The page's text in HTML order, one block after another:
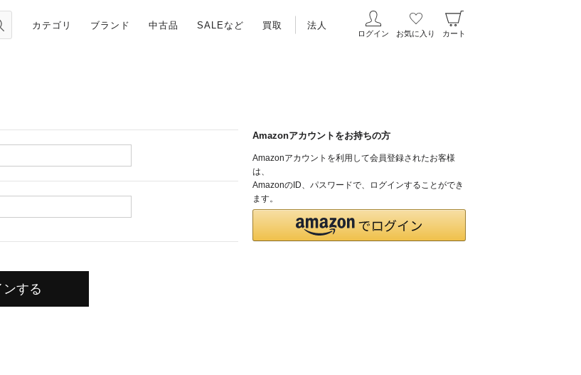
カテゴリ ブランド 中古品 SALEなど 買取 法人
ログイン お気に入り カート
Amazonアカウントをお持ちの方
Amazonアカウントを利用して会員登録されたお客様
は、
AmazonのID、パスワードで、ログインすることができ
ます。